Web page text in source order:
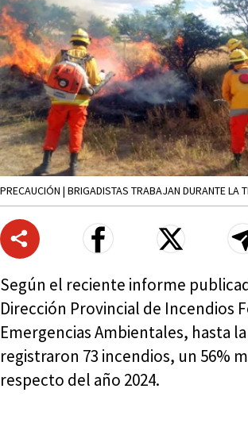
PRECAUCIÓN | BRIGADISTAS TRABAJAN DURANTE LA
Según el reciente informe
Dirección Provincial de Incendios
Emergencias Ambientales, hasta
registraron 73 incendios, un 56%
respecto del año 2024.